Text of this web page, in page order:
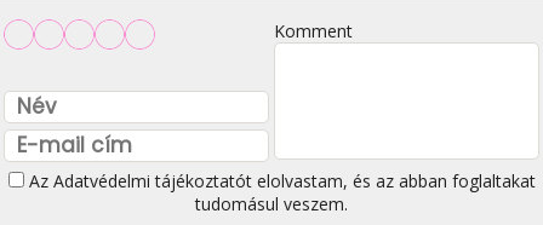
Komment
Az Adatvédelmi tájékoztatótelolvastam, és az abban foglaltakat
tudomásul veszem.